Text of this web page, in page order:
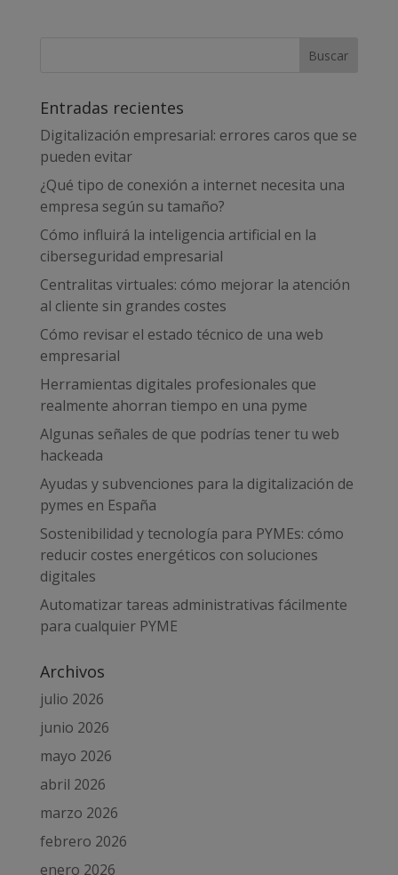
Entradas recientes
Digitalización empresarial: errores caros que se
pueden evitar
¿Qué tipo de conexión a internet necesita una
empresa según su tamaño?
Cómo influirá la inteligencia artificial en la
ciberseguridad empresarial
Centralitas virtuales: cómo mejorar la atención
al cliente sin grandes costes
Cómo revisar el estado técnico de una web
empresarial
Herramientas digitales profesionales que
realmente ahorran tiempo en una pyme
Algunas señales de que podrías tener tu web
hackeada
Ayudas y subvenciones para la digitalización de
pymes en España
Sostenibilidad y tecnología para PYMEs: cómo
reducir costes energéticos con soluciones
digitales
Automatizar tareas administrativas fácilmente
para cualquier PYME
Archivos
julio 2026
junio 2026
mayo 2026
abril 2026
marzo 2026
febrero 2026
enero 2026